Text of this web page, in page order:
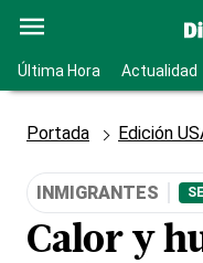
Última Hora Actualidad
Portada Edición
INMIGRANTES
Calor y